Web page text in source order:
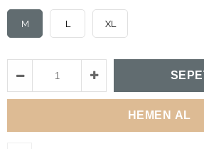
M L XL